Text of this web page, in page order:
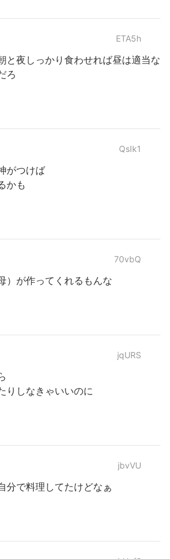
ETA5h
と夜しっかり食わせれば昼は適当な
ろ
QsIk1
がつけば
かも
70vbQ
）が作ってくれるもんな
jqURS
りしなきゃいいのに
jbvVU
分で料理してたけどなぁ